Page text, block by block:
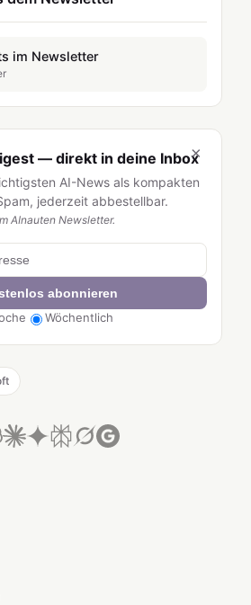
im Newsletter
×
— direkt in deine Inbox
AI-News als kompakten
jederzeit abbestellbar.
AInauten Newsletter.
abonnieren
Wöchentlich